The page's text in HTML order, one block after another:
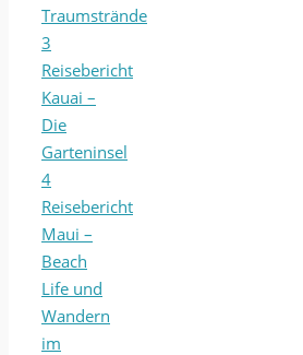
Traumstrände
3
Reisebericht
Kauai –
Die
Garteninsel
4
Reisebericht
Maui –
Beach
Life und
Wandern
im